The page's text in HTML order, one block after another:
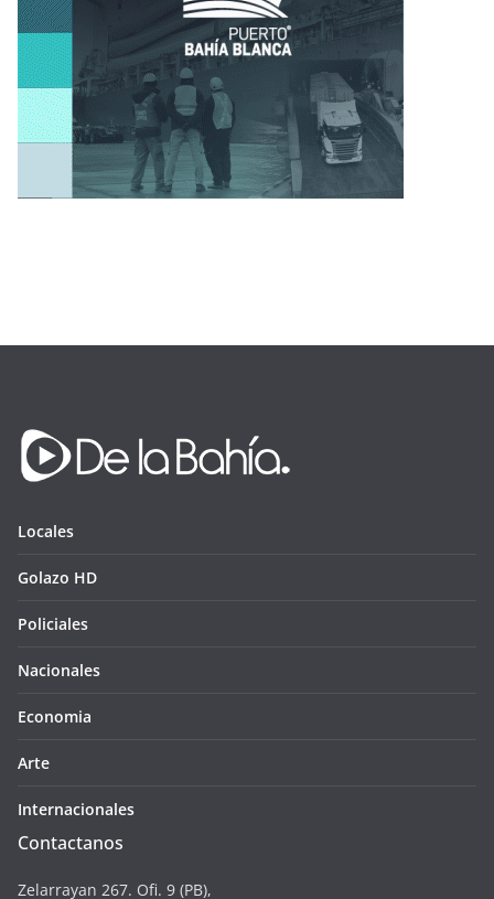
Locales
Golazo HD
Policiales
Nacionales
Economia
Arte
Internacionales
Contactanos
Zelarrayan 267. Ofi. 9 (PB),